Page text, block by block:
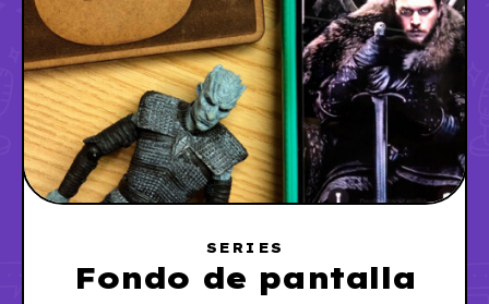
SERIES
Fondo de pantalla